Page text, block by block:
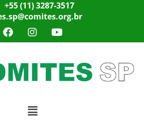
+55 (11) 3287-3517